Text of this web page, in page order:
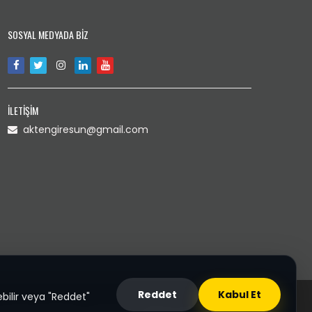
veya "Reddet"
Reddet Kabul Et
SOSYAL MEDYADA BİZ
İLETİŞİM
aktengiresun@gmail.com